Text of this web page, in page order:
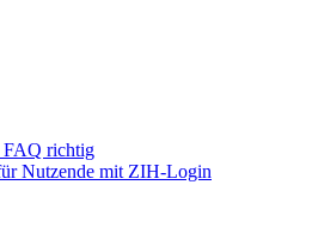
FAQ richtig
Nutzende mit ZIH-Login